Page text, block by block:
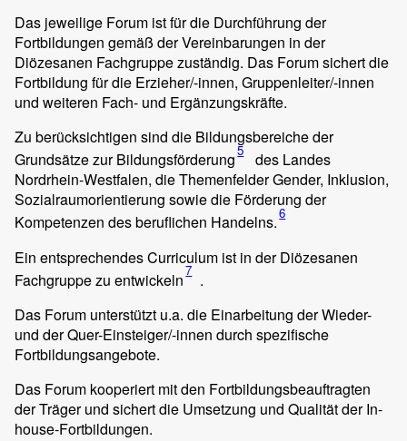
Das jeweilige Forum ist für die Durchführung der
Fortbildungen gemäß der Vereinbarungen in der
Diözesanen Fachgruppe zuständig. Das Forum sichert die
Fortbildung für die Erzieher/-innen, Gruppenleiter/-innen
und weiteren Fach- und Ergänzungskräfte.
Zu berücksichtigen sind die Bildungsbereiche der
Grundsätze zur Bildungsförderung5
des Landes
Nordrhein-Westfalen, die Themenfelder Gender, Inklusion,
Sozialraumorientierung sowie die Förderung der
Kompetenzen des beruflichen Handelns.6
Ein entsprechendes Curriculum ist in der Diözesanen
Fachgruppe zu entwickeln7 .
Das Forum unterstützt u.a. die Einarbeitung der Wieder-
und der Quer-Einsteiger/-innen durch spezifische
Fortbildungsangebote.
Das Forum kooperiert mit den Fortbildungsbeauftragten
der Träger und sichert die Umsetzung und Qualität der In-
house-Fortbildungen.